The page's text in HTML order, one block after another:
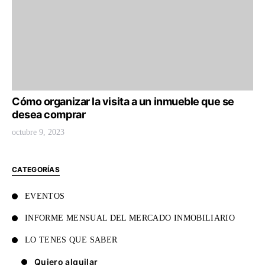
Cómo organizar la visita a un inmueble que se
desea comprar
octubre 9, 2023
CATEGORÍAS
EVENTOS
INFORME MENSUAL DEL MERCADO INMOBILIARIO
LO TENES QUE SABER
Quiero alquilar